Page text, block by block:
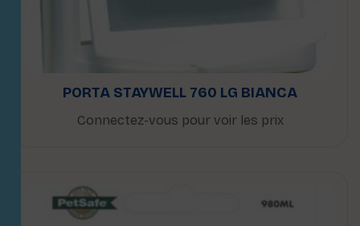
PORTA STAYWELL 760 LG BIANCA
Connectez-vous pour voir les prix